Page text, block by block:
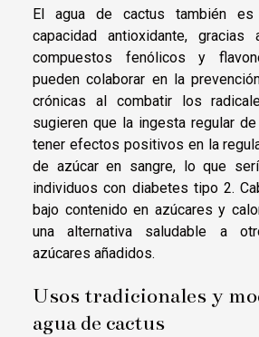
El agua de cactus también
capacidad antioxidante,
compuestos fenólicos y
pueden colaborar en la
crónicas al combatir los
sugieren que la ingesta regular
tener efectos positivos en la
de azúcar en sangre, lo que
individuos con diabetes tipo 2.
bajo contenido en azúcares y
una alternativa saludable a
azúcares añadidos.
Usos tradicionales y
agua de cactus